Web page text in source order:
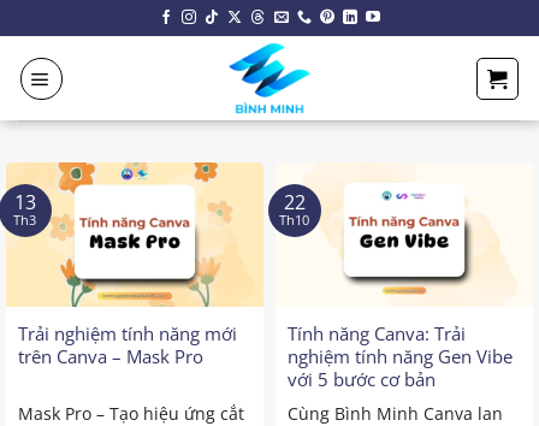
đến
nội
dung
Trải nghiệm tính năng mới
trên Canva – Mask Pro
Mask Pro – Tạo hiệu ứng cắt
13
Th3
Tính năng Canva: Trải
nghiệm tính năng Gen Vibe
với 5 bước cơ bản
Cùng Bình Minh Canva lan
22
Th10